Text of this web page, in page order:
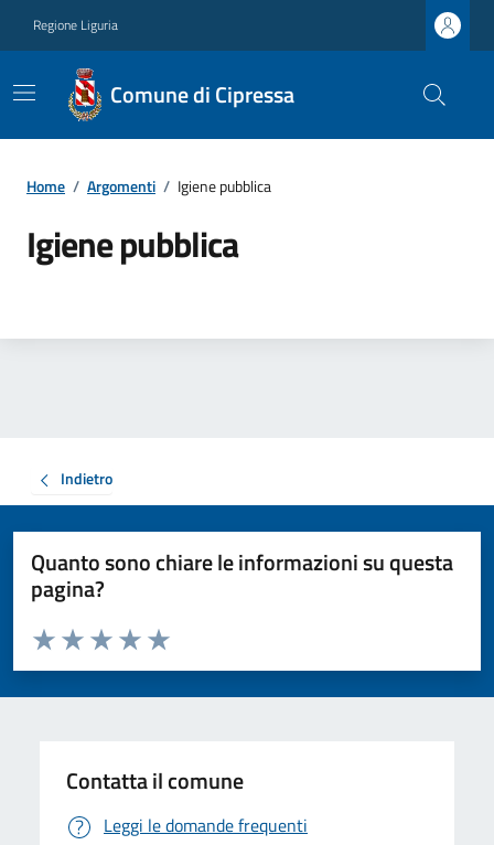
Regione Liguria
Comune di Cipressa
Home / Argomenti / Igiene pubblica
Igiene pubblica
Indietro
Quanto sono chiare le informazioni su questa
pagina?
Valuta da 1 a 5 stelle la pagina
Valuta 5 stelle su 5
Valuta 4 stelle su 5
Valuta 3 stelle su 5
Valuta 2 stelle su 5
Valuta 1 stelle su 5
Contatta il comune
Leggi le domande frequenti